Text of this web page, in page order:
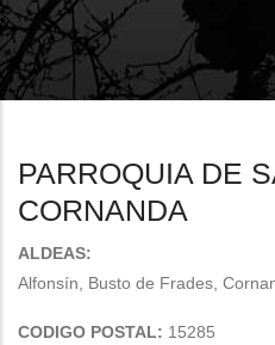
de
la
PARROQUIA DE
CORNANDA
ALDEAS:
Alfonsín, Busto de Frades,
CODIGO POSTAL: 15285